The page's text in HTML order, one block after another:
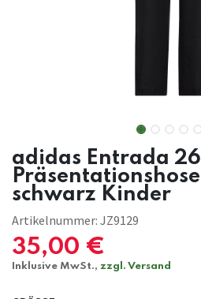
adidas Entrada 26
Präsentationshose
schwarz Kinder
Artikelnummer: JZ9129
35,00 €
Inklusive MwSt., zzgl. Versand